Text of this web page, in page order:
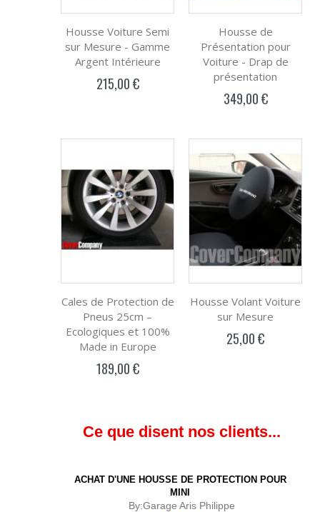
Housse Voiture Semi
sur Mesure - Gamme
Argent Intérieure
215,00 €
Housse de
Présentation pour
Voiture - Drap de
présentation
349,00 €
Cales de Protection de
Pneus 25cm –
Ecologiques et 100%
Made in Europe
189,00 €
Housse Volant Voiture
sur Mesure
25,00 €
Ce que disent nos clients...
ACHAT D'UNE HOUSSE DE PROTECTION POUR
MINI
By:Garage Aris Philippe